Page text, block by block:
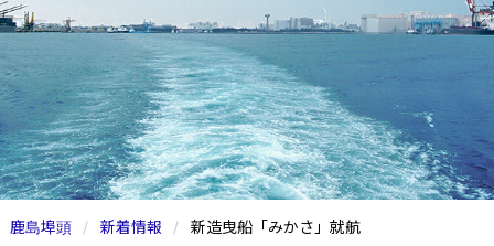
鹿島埠頭 新着情報 新造曳船「みかさ」就航